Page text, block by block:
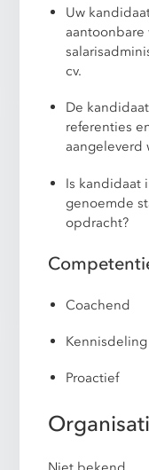
Uw
aantoonbare
cv.
De
referenties
aangeleverd
Is kandidaat
genoemde
opdracht?
Coachend
Kennisdeling
Proactief